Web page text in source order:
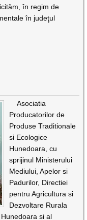
în regim de
în judeţul
Asociatia
Producatorilor de
Produse Traditionale
si Ecologice
Hunedoara, cu
sprijinul Ministerului
Mediului, Apelor si
Padurilor, Directiei
pentru Agricultura si
Dezvoltare Rurala
si al